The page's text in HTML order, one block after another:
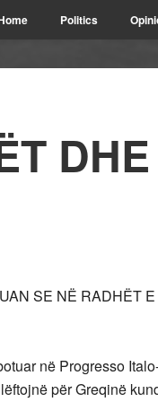
Politics
DHE
SE NË RADHËT
në Progresso
për Greqinë